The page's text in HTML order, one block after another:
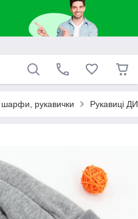
шарфи, рукавички Рукавиці